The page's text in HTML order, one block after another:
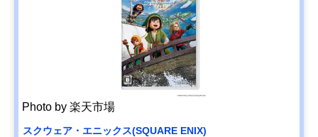
Photo by 楽天市場
スクウェア・エニックス(SQUARE ENIX)